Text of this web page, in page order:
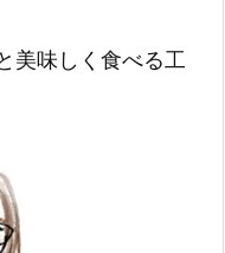
美味しく食べる工